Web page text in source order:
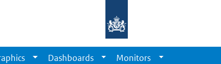
Dashboards
Monitors